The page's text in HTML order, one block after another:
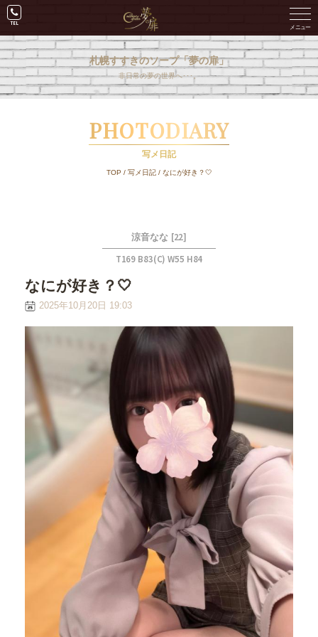
札幌すすきのソープ「夢の扉」
非日常の夢の世界へ･･･。
PHOTODIARY
写メ日記
TOP / 写メ日記/ なにが好き？🤍
涼音なな [22]
T169 B83(C) W55 H84
なにが好き？🤍
2025年10月20日 19:03